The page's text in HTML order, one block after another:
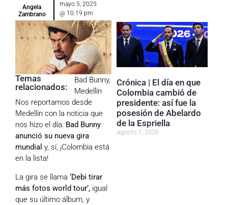
Angela
Zambrano
mayo 5, 2025
@ 10:19 pm
Temas
relacionados:
Bad Bunny,
Medellín
Nos reportamos desde
Medellín con la noticia que
nos hizo el día: Bad Bunny
anunció su nueva gira
mundial y, sí, ¡Colombia está
en la lista!
La gira se llama ‘Debí tirar
más fotos world tour’, igual
que su último álbum, y
Crónica | El día en que
Colombia cambió de
presidente: así fue la
posesión de Abelardo
de la Espriella
agosto 7, 2026